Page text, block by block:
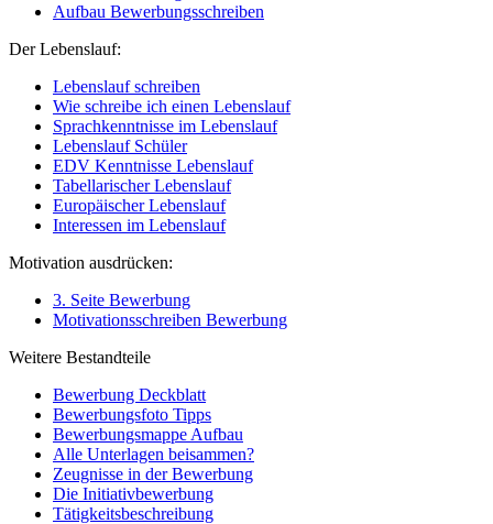
Aufbau Bewerbungsschreiben
Der Lebenslauf:
Lebenslauf schreiben
Wie schreibe ich einen Lebenslauf
Sprachkenntnisse im Lebenslauf
Lebenslauf Schüler
EDV Kenntnisse Lebenslauf
Tabellarischer Lebenslauf
Europäischer Lebenslauf
Interessen im Lebenslauf
Motivation ausdrücken:
3. Seite Bewerbung
Motivationsschreiben Bewerbung
Weitere Bestandteile
Bewerbung Deckblatt
Bewerbungsfoto Tipps
Bewerbungsmappe Aufbau
Alle Unterlagen beisammen?
Zeugnisse in der Bewerbung
Die Initiativbewerbung
Tätigkeitsbeschreibung